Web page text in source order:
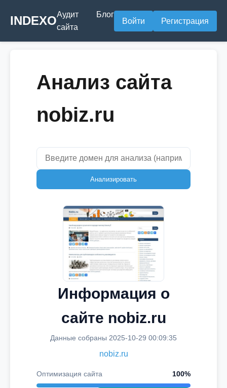
INDEXOАудит
сайта
Блог
Войти Регистрация
Анализ сайта
nobiz.ru
Анализировать
Информация о
сайте nobiz.ru
Данные собраны 2025-10-29 00:09:35
nobiz.ru
Оптимизация сайта 100%